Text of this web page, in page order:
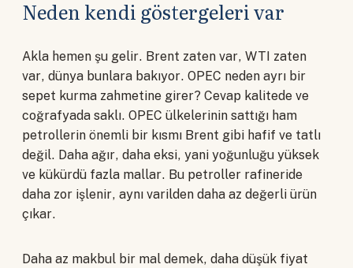
Neden kendi göstergeleri var
Akla hemen şu gelir. Brent zaten var, WTI zaten
var, dünya bunlara bakıyor. OPEC neden ayrı bir
sepet kurma zahmetine girer? Cevap kalitede ve
coğrafyada saklı. OPEC ülkelerinin sattığı ham
petrollerin önemli bir kısmı Brent gibi hafif ve tatlı
değil. Daha ağır, daha eksi, yani yoğunluğu yüksek
ve kükürdü fazla mallar. Bu petroller rafineride
daha zor işlenir, aynı varilden daha az değerli ürün
çıkar.
Daha az makbul bir mal demek, daha düşük fiyat